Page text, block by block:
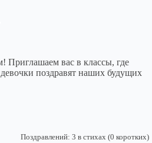
Приглашаем вас в классы, где
поздравят наших будущих
Поздравлений: 3 в стихах (0 коротких)